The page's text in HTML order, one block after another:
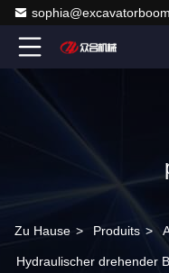
Zu Hause > Produits >
Hydraulischer drehender